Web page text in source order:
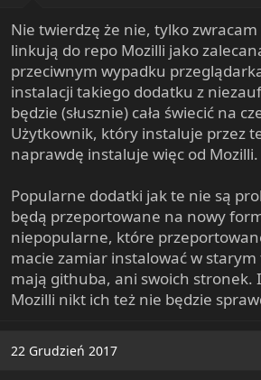
e
r
Nie twierdzę że nie, tylko
linkują do repo Mozilli jako
przeciwnym wypadku
instalacji takiego dodatku z
będzie (słusznie) cała świecić na
Użytkownik, który instaluje przez
naprawdę instaluje więc od Mozilli.
Popularne dodatki jak te nie są
będą przeportowane na nowy
niepopularne, które
macie zamiar instalować w
mają githuba, ani swoich stronek.
Mozilli nikt ich też nie będzie
22 Grudzień 2017